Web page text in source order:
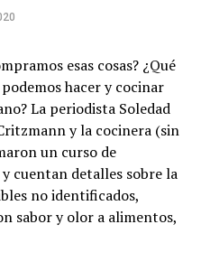
esas cosas? ¿Qué
hacer y cocinar
La periodista Soledad
y la cocinera (sin
un curso de
cuentan detalles sobre la
no identificados,
sabor y olor a alimentos,